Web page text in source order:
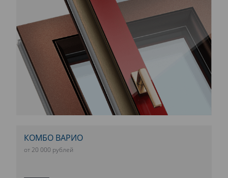
КОМБО ВАРИО
от 20 000 рублей